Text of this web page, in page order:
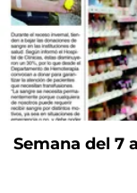
Semana del 7